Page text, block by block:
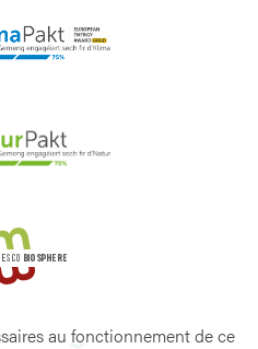
au fonctionnement de ce